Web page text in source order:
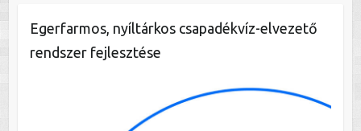
Egerfarmos, nyíltárkos csapadékvíz-elvezető
rendszer fejlesztése